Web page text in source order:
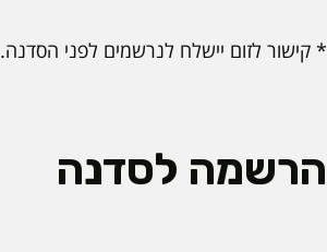
* קישור לזום יישלח לנרשמים לפני הסדנה.
הרשמה לסדנה